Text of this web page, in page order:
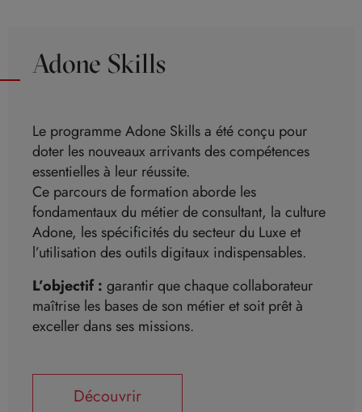
Adone Skills
Le programme Adone Skills a été conçu pour
doter les nouveaux arrivants des compétences
essentielles à leur réussite.
Ce parcours de formation aborde les
fondamentaux du métier de consultant, la culture
Adone, les spécificités du secteur du Luxe et
l’utilisation des outils digitaux indispensables.
L’objectif : garantir que chaque collaborateur
maîtrise les bases de son métier et soit prêt à
exceller dans ses missions.
Découvrir